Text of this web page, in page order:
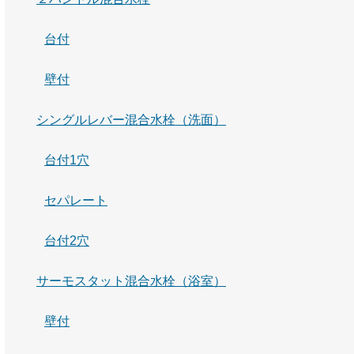
台付
壁付
シングルレバー混合水栓（洗面）
台付1穴
セパレート
台付2穴
サーモスタット混合水栓（浴室）
壁付